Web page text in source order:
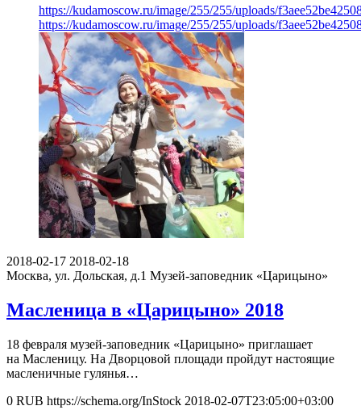
https://kudamoscow.ru/image/255/255/uploads/
https://kudamoscow.ru/image/255/255/uploads/
2018-02-17 2018-02-18
Москва, ул. Дольская, д.1 Музей-заповедник «Царицыно»
Масленица в «Царицыно» 2018
18 февраля музей-заповедник «Царицыно» приглашает
на Масленицу. На Дворцовой площади пройдут настоящие
масленичные гулянья…
0 RUB https://schema.org/InStock 2018-02-07T23:05:00+03:00